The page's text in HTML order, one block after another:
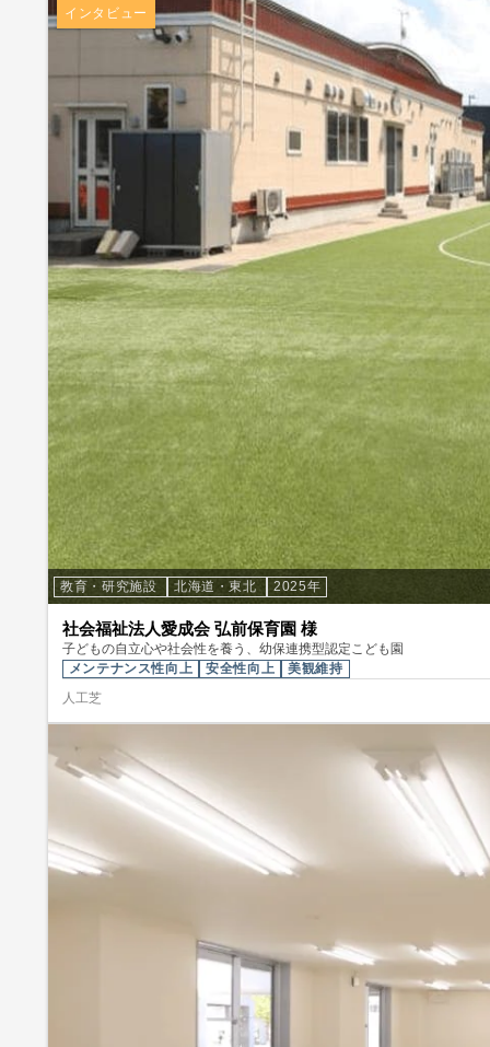
インタビュー
教育・研究施設 北海道・東北 2025年
社会福祉法人愛成会 弘前保育園 様
子どもの自立心や社会性を養う、幼保連携型認定こども園
メンテナンス性向上
安全性向上
美観維持
人工芝